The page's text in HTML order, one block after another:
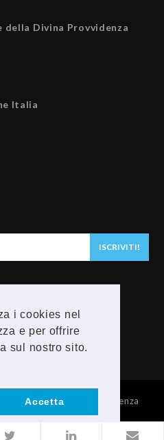
i cookies nel
e per offrire
sul nostro sito.
Accetta
della Divina Provvidenza
Italia
ISCRIVITI!
della Divina Provvidenza